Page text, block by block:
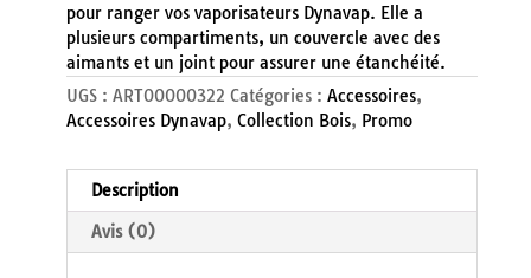
pour ranger vos vaporisateurs Dynavap. Elle a
plusieurs compartiments, un couvercle avec des
aimants et un joint pour assurer une étanchéité.
UGS : ART00000322 Catégories : Accessoires,
Accessoires Dynavap, Collection Bois, Promo
Description
Avis (0)